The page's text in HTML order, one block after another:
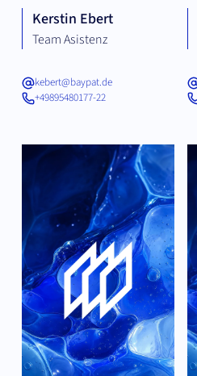
Kerstin Ebert
Team Asistenz
kebert@baypat.de
+49895480177-22